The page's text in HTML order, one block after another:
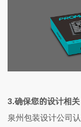
3.确保您的设计相关
泉州包装设计公司